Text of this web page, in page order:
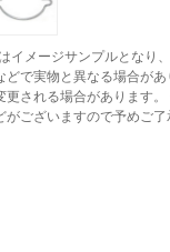
イメージサンプルとなり
どで実物と異なる場合が
更される場合があります
がございますので予めご了